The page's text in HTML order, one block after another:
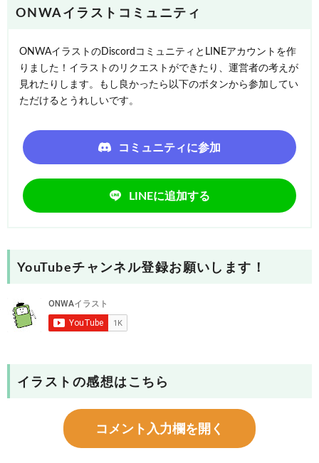
ONWAイラストコミュニティ
ONWAイラストのDiscordコミュニティとLINEアカウントを作
りました！イラストのリクエストができたり、運営者の考えが
見れたりします。もし良かったら以下のボタンから参加してい
ただけるとうれしいです。
コミュニティに参加
LINEに追加する
YouTubeチャンネル登録お願いします！
イラストの感想はこちら
コメント入力欄を開く